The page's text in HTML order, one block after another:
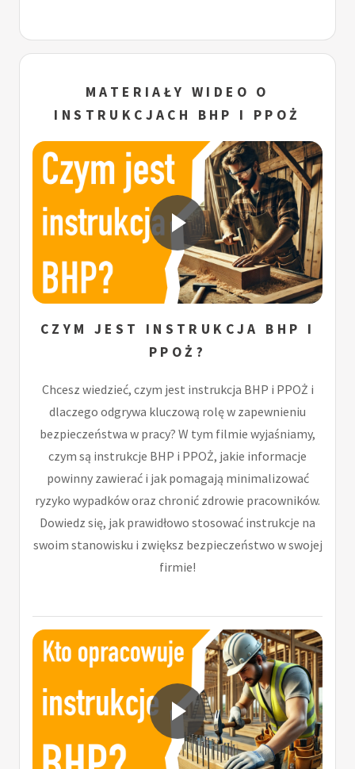
MATERIAŁY WIDEO O
INSTRUKCJACH BHP I PPOŻ
CZYM JEST INSTRUKCJA BHP I
PPOŻ?
Chcesz wiedzieć, czym jest instrukcja BHP i PPOŻ i
dlaczego odgrywa kluczową rolę w zapewnieniu
bezpieczeństwa w pracy? W tym filmie wyjaśniamy,
czym są instrukcje BHP i PPOŻ, jakie informacje
powinny zawierać i jak pomagają minimalizować
ryzyko wypadków oraz chronić zdrowie pracowników.
Dowiedz się, jak prawidłowo stosować instrukcje na
swoim stanowisku i zwiększ bezpieczeństwo w swojej
firmie!